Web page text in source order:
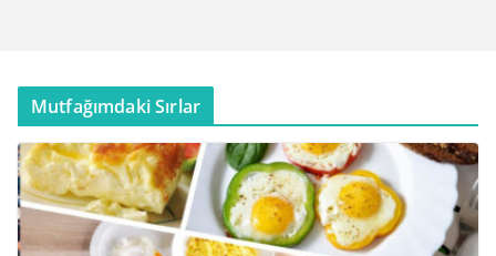
Mutfağımdaki Sırlar